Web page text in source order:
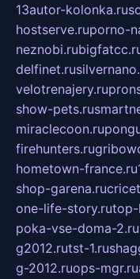
13autor-kolonka.ru
hostserve.ruporno-
neznobi.ru
delfinet.ru
velotrenajery.ru
show-pets.ru
miraclecoon.ru
firehunters.ru
hometown-france.ru
shop-garena.ru
one-life-story.rutop-
poka-vse-doma-2.ru
g2012.rutst-1.ru
g-2012.ruops-mgr.ru